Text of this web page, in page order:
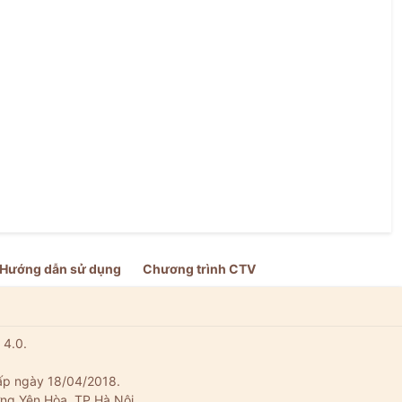
Hướng dẫn sử dụng Chương trình CTV
4.0.
ngày 18/04/2018.